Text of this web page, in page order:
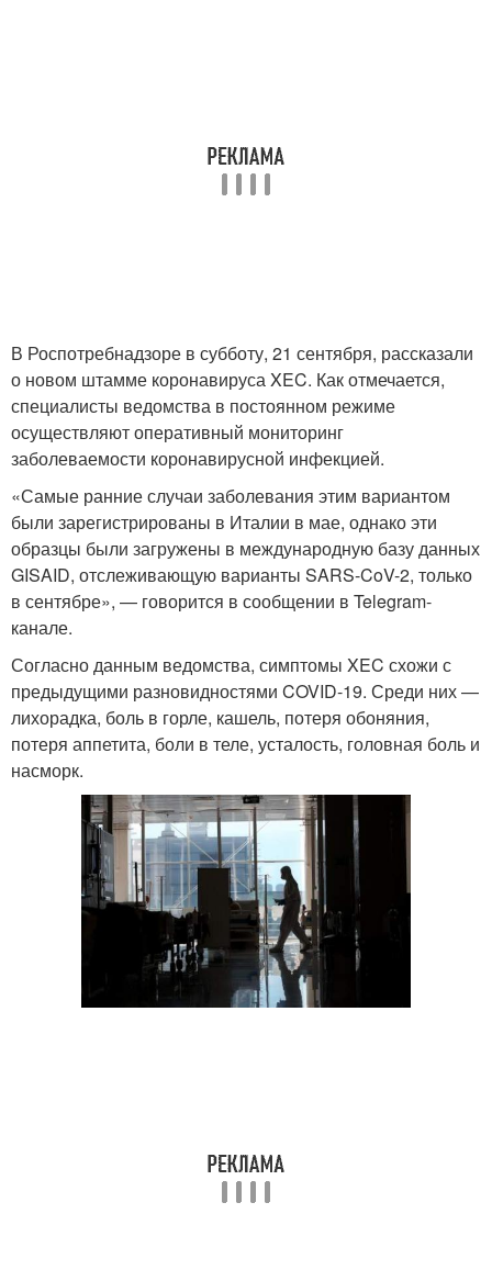
В Роспотребнадзоре в субботу, 21 сентября, рассказали
о новом штамме коронавируса XEC. Как отмечается,
специалисты ведомства в постоянном режиме
осуществляют оперативный мониторинг
заболеваемости коронавирусной инфекцией.
«Самые ранние случаи заболевания этим вариантом
были зарегистрированы в Италии в мае, однако эти
образцы были загружены в международную базу данных
GISAID, отслеживающую варианты SARS-CoV-2, только
в сентябре», — говорится в сообщении в Telegram-
канале.
Согласно данным ведомства, симптомы XEC схожи с
предыдущими разновидностями COVID-19. Среди них —
лихорадка, боль в горле, кашель, потеря обоняния,
потеря аппетита, боли в теле, усталость, головная боль и
насморк.